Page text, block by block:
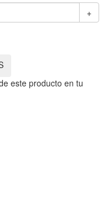
+
este producto en tu